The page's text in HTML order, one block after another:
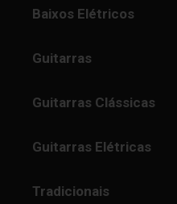
Baixos Elétricos
Guitarras
Guitarras Clássicas
Guitarras Elétricas
Tradicionais